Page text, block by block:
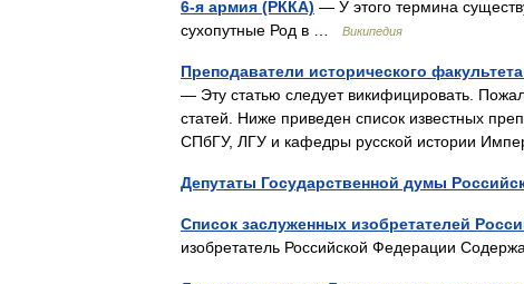
6-я армия (РККА) — У этого термина
сухопутные Род в …
Википедия
Преподаватели исторического
— Эту статью следует викифицировать.
статей. Ниже приведен список известных
СПбГУ, ЛГУ и кафедры русской истории
Депутаты Государственной думы
Список заслуженных изобретателей
изобретатель Российской Федерации